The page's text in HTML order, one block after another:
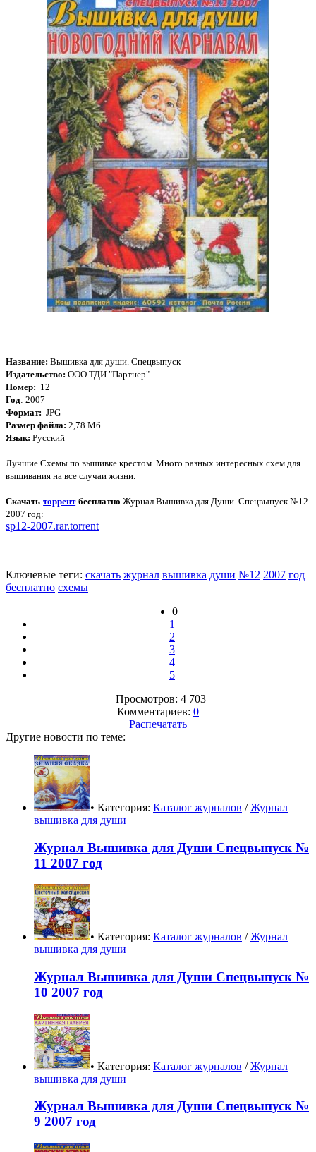
Название: Вышивка для души. Спецвыпуск
Издательство: ООО ТДИ "Партнер"
Номер: 1 2
Год: 2007
Формат: JPG
Размер файла: 2,78 Мб
Язык: Русский
Лучшие Схемы по вышивке крестом. Много разных интересных схем для
вышивания на все случаи жизни.
Скачать торрентбесплатно Журнал Вышивка для Души. Спецвыпуск №12
2007 год:
sp12-2007.rar.torrent
Ключевые теги: скачать журнал вышивка души №12 2007 год
бесплатно схемы
0
1
2
3
4
5
Просмотров: 4 703
Комментариев: 0
Распечатать
Другие новости по теме:
• Категория: Каталог журналов /Журнал
вышивка для души
Журнал Вышивка для Души Спецвыпуск №
11 2007 год
• Категория: Каталог журналов /Журнал
вышивка для души
Журнал Вышивка для Души Спецвыпуск №
10 2007 год
• Категория: Каталог журналов /Журнал
вышивка для души
Журнал Вышивка для Души Спецвыпуск №
9 2007 год